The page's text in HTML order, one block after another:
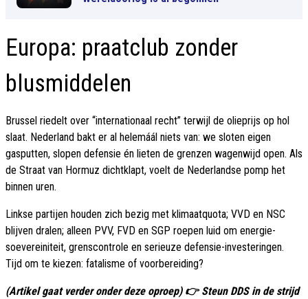
Europa: praatclub zonder
blusmiddelen
Brussel riedelt over “internationaal recht” terwijl de olieprijs op hol
slaat. Nederland bakt er al helemáál niets van: we sloten eigen
gasputten, slopen defensie én lieten de grenzen wagenwijd open. Als
de Straat van Hormuz dichtklapt, voelt de Nederlandse pomp het
binnen uren.
Linkse partijen houden zich bezig met klimaatquota; VVD en NSC
blijven dralen; alleen PVV, FVD en SGP roepen luid om energie-
soevereiniteit, grenscontrole en serieuze defensie-investeringen.
Tijd om te kiezen: fatalisme of voorbereiding?
(Artikel gaat verder onder deze oproep) 👉 Steun DDS in de strijd